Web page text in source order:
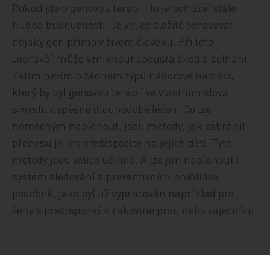
Pokud jde o genovou terapii, to je bohužel stále
hudba budoucnosti. Je velice složité opravovat
nějaký gen přímo v živém člověku. Při této
„opravě“ může vzniknout spousta škod a selhání.
Zatím nevím o žádném typu nádorové nemoci,
který by byl genovou terapií ve vlastním slova
smyslu úspěšně dlouhodobě léčen. Co lze
nemocným nabídnout, jsou metody, jak zabránit
přenosu jejich predispozice na jejich děti. Tyto
metody jsou velice účinné. A lze jim nabídnout i
systém sledování a preventivních prohlídek
podobně, jako byl už vypracován například pro
ženy s predispozicí k rakovině prsu nebo vaječníku.